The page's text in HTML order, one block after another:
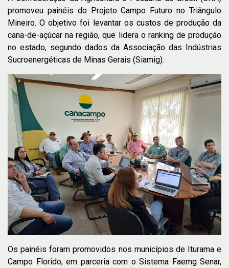
promoveu painéis do Projeto Campo Futuro no Triângulo
Mineiro. O objetivo foi levantar os custos de produção da
cana-de-açúcar na região, que lidera o ranking de produção
no estado, segundo dados da Associação das Indústrias
Sucroenergéticas de Minas Gerais (Siamig).
Os painéis foram promovidos nos municípios de Iturama e
Campo Florido, em parceria com o Sistema Faemg Senar,